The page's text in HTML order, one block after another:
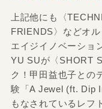
上記他にも〈
FRIENDS〉などオ
エイジイノベーショ
YU SUが〈SHORT
ク！甲田益也子との
験「A Jewel (ft. Dip
もなされているレフ